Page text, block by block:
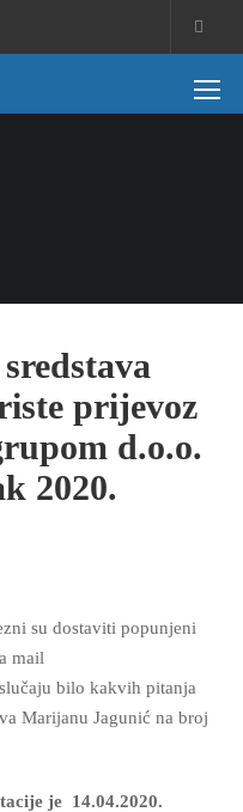
prijevoz
d.o.o.
2020.
su dostaviti popunjeni
mail
bilo kakvih pitanja
Marijanu Jagunić na broj
je 14.04.2020.